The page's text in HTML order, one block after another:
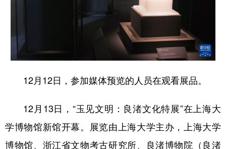
12月12日，参加媒体预览的人员在观看展品。
12月13日，“玉见文明：良渚文化特展”在上海大
学博物馆新馆开幕。展览由上海大学主办，上海大学
博物馆、浙江省文物考古研究所、良渚博物院（良渚